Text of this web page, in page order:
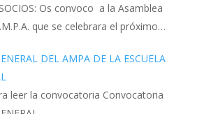
Os convoco a la Asamblea
que se celebrara el próximo…
DEL AMPA DE LA ESCUELA
leer la convocatoria Convocatoria